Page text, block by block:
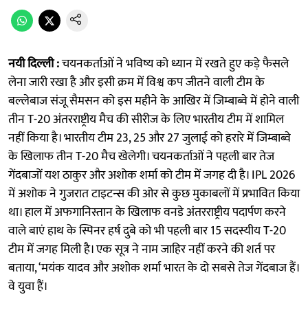
नयी दिल्ली :चयनकर्ताओं ने भविष्य को ध्यान में रखते हुए कड़े फैसले
लेना जारी रखा है और इसी क्रम में विश्व कप जीतने वाली टीम के
बल्लेबाज संजू सैमसन को इस महीने के आखिर में जिम्बाब्वे में होने वाली
तीन T-20 अंतरराष्ट्रीय मैच की सीरीज के लिए भारतीय टीम में शामिल
नहीं किया है। भारतीय टीम 23, 25 और 27 जुलाई को हरारे में जिम्बाब्वे
के खिलाफ तीन T-20 मैच खेलेगी। चयनकर्ताओं ने पहली बार तेज
गेंदबाजों यश ठाकुर और अशोक शर्मा को टीम में जगह दी है। IPL 2026
में अशोक ने गुजरात टाइटन्स की ओर से कुछ मुकाबलों में प्रभावित किया
था। हाल में अफगानिस्तान के खिलाफ वनडे अंतरराष्ट्रीय पदार्पण करने
वाले बाएं हाथ के स्पिनर हर्ष दुबे को भी पहली बार 15 सदस्यीय T-20
टीम में जगह मिली है। एक सूत्र ने नाम जाहिर नहीं करने की शर्त पर
बताया, ‘मयंक यादव और अशोक शर्मा भारत के दो सबसे तेज गेंदबाज हैं।
वे युवा हैं।